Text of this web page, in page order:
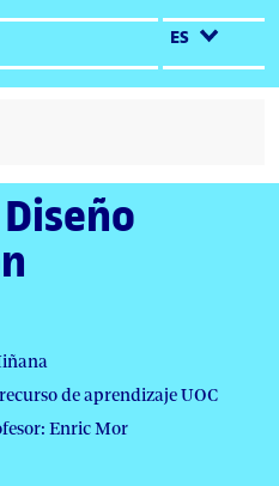
ES
de aprendizaje UOC
Enric Mor